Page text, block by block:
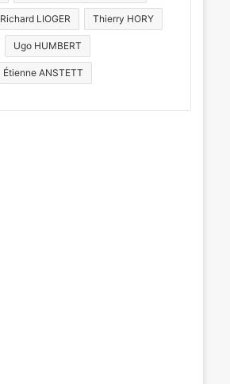
Richard LIOGER Thierry HORY
Ugo HUMBERT
Étienne ANSTETT